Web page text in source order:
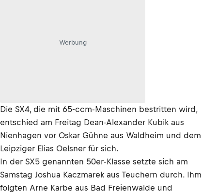
Werbung
Die SX4, die mit 65-ccm-Maschinen bestritten wird,
entschied am Freitag Dean-Alexander Kubik aus
Nienhagen vor Oskar Gühne aus Waldheim und dem
Leipziger Elias Oelsner für sich.
In der SX5 genannten 50er-Klasse setzte sich am
Samstag Joshua Kaczmarek aus Teuchern durch. Ihm
folgten Arne Karbe aus Bad Freienwalde und